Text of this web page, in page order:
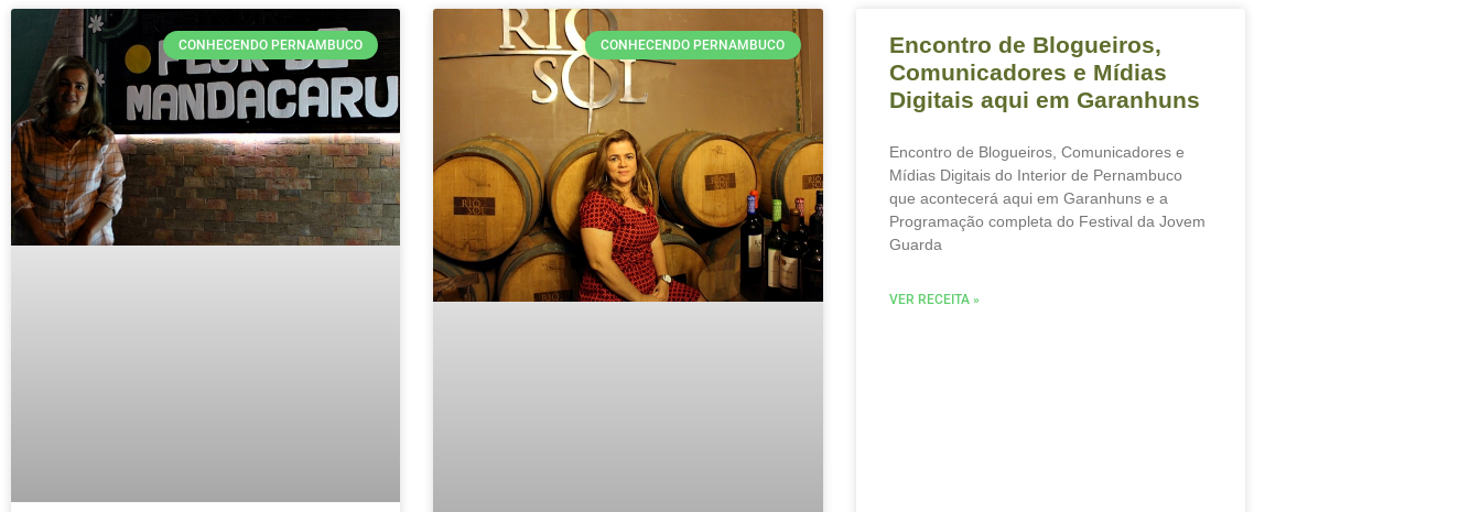
CONHECENDO PERNAMBUCO CONHECENDO PERNAMBUCO
Encontro de Blogueiros,
Comunicadores e Mídias
Digitais aqui em Garanhuns
Encontro de Blogueiros, Comunicadores e
Mídias Digitais do Interior de Pernambuco
que acontecerá aqui em Garanhuns e a
Programação completa do Festival da Jovem
Guarda
VER RECEITA »